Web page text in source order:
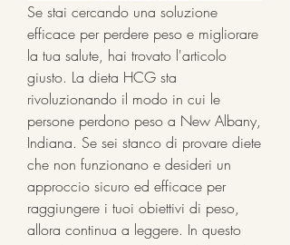
Se stai cercando una soluzione
efficace per perdere peso e migliorare
la tua salute, hai trovato l'articolo
giusto. La dieta HCG sta
rivoluzionando il modo in cui le
persone perdono peso a New Albany,
Indiana. Se sei stanco di provare diete
che non funzionano e desideri un
approccio sicuro ed efficace per
raggiungere i tuoi obiettivi di peso,
allora continua a leggere. In questo